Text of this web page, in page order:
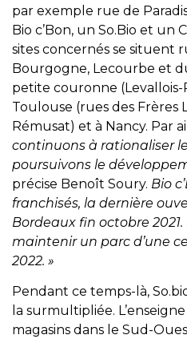
par exemple rue de
Bio c’Bon, un So.Bio et un
sites concernés se situent
Bourgogne, Lecourbe et
petite couronne
Toulouse (rues des Frères
Rémusat) et à Nancy. Par
continuons à rationaliser
poursuivons le
précise Benoît Soury. Bio
franchisés, la dernière
Bordeaux fin octobre
maintenir un parc d’une
2022. »
Pendant ce temps-là,
la surmultipliée.
magasins dans le Sud-